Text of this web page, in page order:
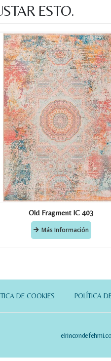
ESTO.
Old Fragment IC 403
Más Información
DE COOKIES POLÍTICA